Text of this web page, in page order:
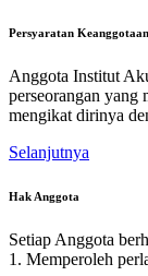
Persyaratan Keanggotaan
Anggota Institut
perseorangan yang
mengikat dirinya
Selanjutnya
Hak Anggota
Setiap Anggota
1. Memperoleh